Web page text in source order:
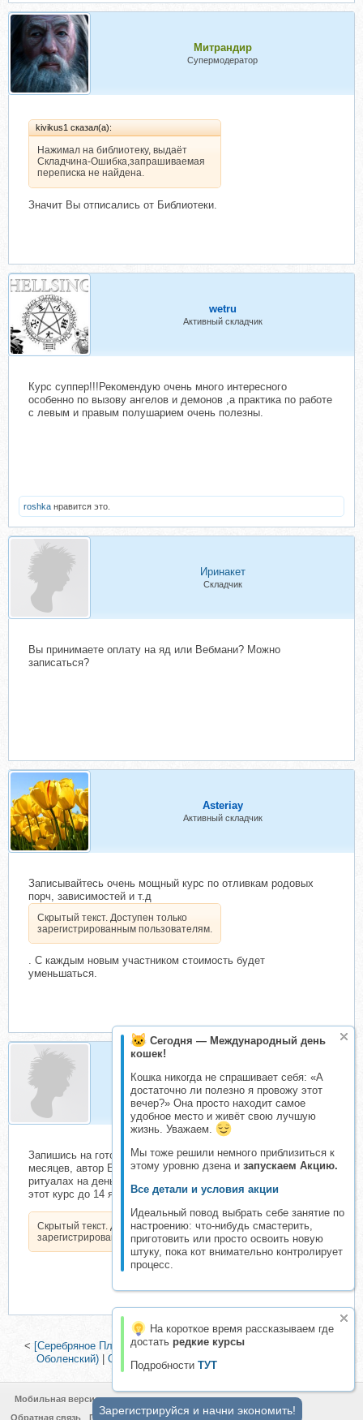
Сегодня — Международный день
кошек!
Кошка никогда не спрашивает себя: «А
достаточно ли полезно я провожу этот
вечер?» Она просто находит самое
удобное место и живёт свою лучшую
жизнь. Уважаем.
Мы тоже решили немного приблизиться к
этому уровню дзена и запускаем Акцию.
Все детали и условия акции
Идеальный повод выбрать себе занятие по
настроению: что-нибудь смастерить,
приготовить или просто освоить новую
штуку, пока кот внимательно контролирует
процесс.
На короткое время рассказываем где
достать редкие курсы
Подробности ТУТ
Митрандир
Супермодератор
kivikus1 сказал(а):
Нажимал на библиотеку, выдаёт
Складчина-Ошибка,запрашиваемая
переписка не найдена.
Значит Вы отписались от Библиотеки.
wetru
Активный складчик
Курс суппер!!!Рекомендую очень много интересного
особенно по вызову ангелов и демонов ,а практика по работе
с левым и правым полушарием очень полезны.
roshka нравится это.
Иринакет
Складчик
Вы принимаете оплату на яд или Вебмани? Можно
записаться?
Asteriay
Активный складчик
Записывайтесь очень мощный курс по отливкам родовых
порч, зависимостей и т.д
Скрытый текст. Доступен только
зарегистрированным пользователям.
. С каждым новым участником стоимость будет
уменьшаться.
Katharina13
Активный складчик
Запишись на готовый курс "Клуб денежного благополучия", 8
месяцев, автор Елена Дунаева. Речь идет о магических
ритуалах на деньги. Сейчас идет новогодняя распродажа на
этот курс до 14 января. Не упусти шанс!
Скрытый текст. Доступен только
зарегистрированным пользователям.
< [Серебряное Пламя] Мастер-класс по свечной магии (Георгий
Оболенский)| Обряд привлечения удачи на год (Richard)
Мобильная версия
Обратная связь
Политика конфиденциальности
Зарегистрируйся и начни экономить!